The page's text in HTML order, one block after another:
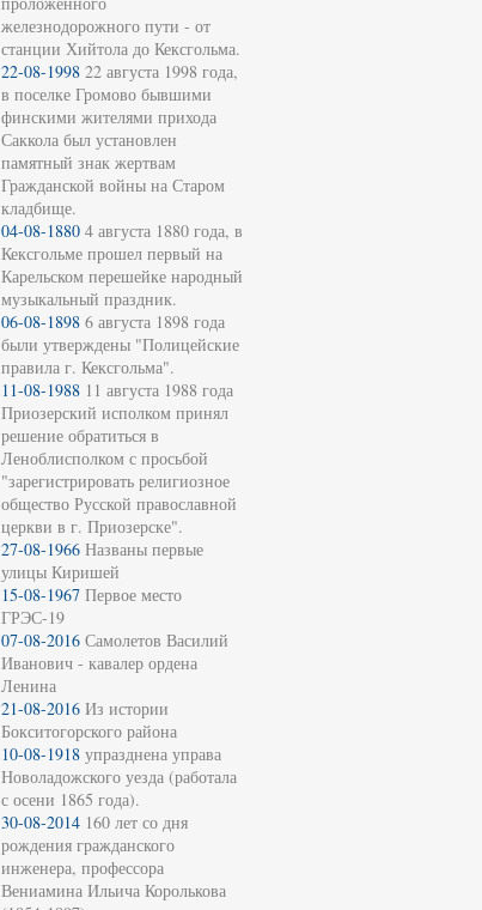
железнодорожного пути - от
станции Хийтола до Кексгольма.
22-08-1998 22 августа 1998 года,
в поселке Громово бывшими
финскими жителями прихода
Саккола был установлен
памятный знак жертвам
Гражданской войны на Старом
кладбище.
04-08-1880 4 августа 1880 года, в
Кексгольме прошел первый на
Карельском перешейке народный
музыкальный праздник.
06-08-1898 6 августа 1898 года
были утверждены "Полицейские
правила г. Кексгольма".
11-08-1988 11 августа 1988 года
Приозерский исполком принял
решение обратиться в
Леноблисполком с просьбой
"зарегистрировать религиозное
общество Русской православной
церкви в г. Приозерске".
27-08-1966 Названы первые
улицы Киришей
15-08-1967 Первое место
ГРЭС-19
07-08-2016 Самолетов Василий
Иванович - кавалер ордена
Ленина
21-08-2016 Из истории
Бокситогорского района
10-08-1918 упразднена управа
Новоладожского уезда (работала
с осени 1865 года).
30-08-2014 160 лет со дня
рождения гражданского
инженера, профессора
Вениамина Ильича Королькова